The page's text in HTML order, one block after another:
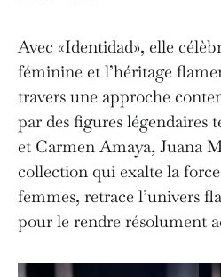
Avec «Identidad», elle
féminine et l’héritage
travers une approche
par des figures légendaires
et Carmen Amaya, Juana
collection qui exalte la
femmes, retrace l’univers
pour le rendre résolument